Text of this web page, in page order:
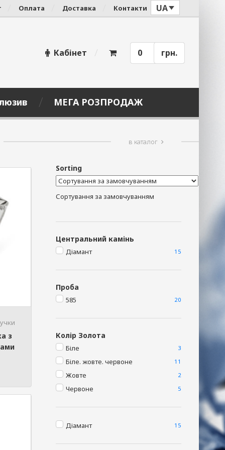
Оплата Доставка Контакти UA
Кабінет 0 грн.
МЕГА РОЗПРОДАЖ
в каталог
з
Sorting
Сортування за замовчуванням
Центральний камінь
Діамант 15
Проба
585 20
Колір Золота
Біле 3
Біле. жовте. червоне 11
Жовте 2
Червоне 5
Діамант 15